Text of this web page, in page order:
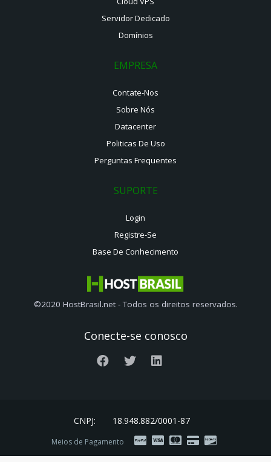
Servidor Dedicado
Domínios
EMPRESA
Contate-Nos
Sobre Nós
Datacenter
Politicas De Uso
Perguntas Frequentes
SUPORTE
Login
Registre-Se
Base De Conhecimento
©2020 HostBrasil.net - Todos os direitos reservados.
Conecte-se conosco
CNPJ: 18.948.882/0001-87
Meios de Pagamento